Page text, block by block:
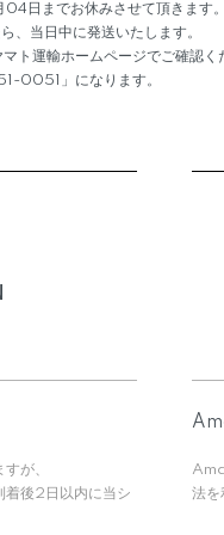
日までお休みさせて頂きます
、当日中に発送いたします。
ト運輸ホームページでご確認く
0051」になります。
が、
着後2日以内に当シ
法を